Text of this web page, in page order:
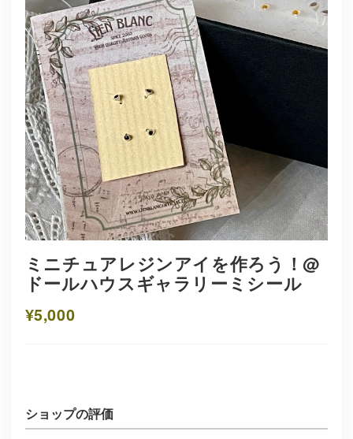
ミニチュアレジンアイを作ろう！@
ドールハウスギャラリーミシール
¥5,000
ショップの評価